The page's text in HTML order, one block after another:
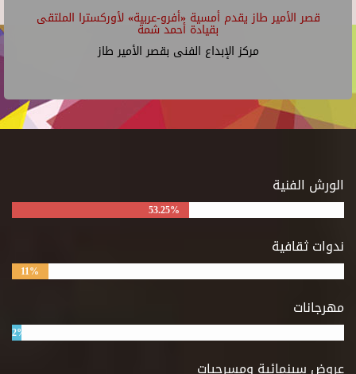
قصر الأمير طاز يقدم أمسية «أفرو-عربية» لأوركسترا الملتقى
بقيادة أحمد شمة
مركز الإبداع الفنى بقصر الأمير طاز
الورش الفنية
53.25%
ندوات ثقافية
11%
مهرجانات
2%
عروض سينمائية ومسرحيات